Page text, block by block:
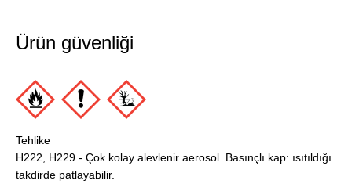
Ürün güvenliği
Tehlike
H222, H229 - Çok kolay alevlenir aerosol. Basınçlı kap: ısıtıldığı
takdirde patlayabilir.